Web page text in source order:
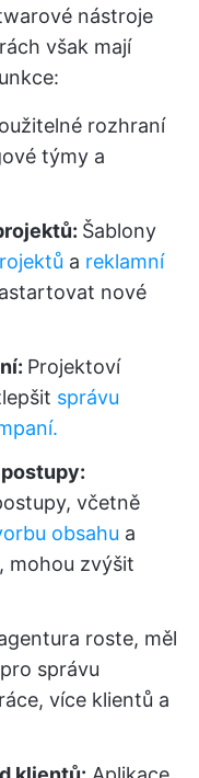
nástroje
však mají
rozhraní
týmy a
Šablony
a reklamní
nové
Projektoví
správu
včetně
obsahu a
mohou zvýšit
roste, měl
správu
více klientů a